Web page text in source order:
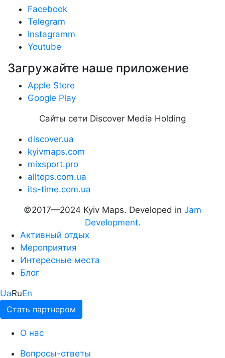
Facebook
Telegram
Instagramm
Youtube
Загружайте наше приложение
Apple Store
Google Play
Сайты сети Discover Media Holding
discover.ua
kyivmaps.com
mixsport.pro
alltops.com.ua
its-time.com.ua
©2017—2024 Kyiv Maps. Developed in Jam
Development.
Активный отдых
Мероприятия
Интересные места
Блог
UaRuEn
Стать партнером
О нас
Вопросы-ответы